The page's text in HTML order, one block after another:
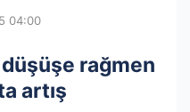
04:00
rağmen
artış